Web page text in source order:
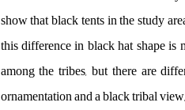
show that black tents in the study
this difference in black hat shape
among the tribes, but there are
ornamentation and a black tribal